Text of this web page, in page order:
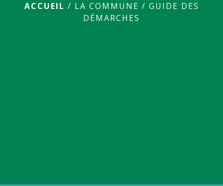
ACCUEIL / LA COMMUNE / GUIDE DES
DÉMARCHES